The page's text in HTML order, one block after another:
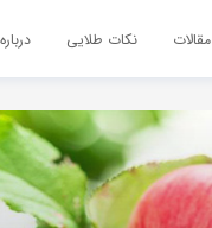
مقالات نکات طلایی